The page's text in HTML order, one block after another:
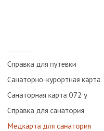
Справка для путевки
Санаторно-курортная карта
Санаторная карта 072 у
Справка для санатория
Медкарта для санатория